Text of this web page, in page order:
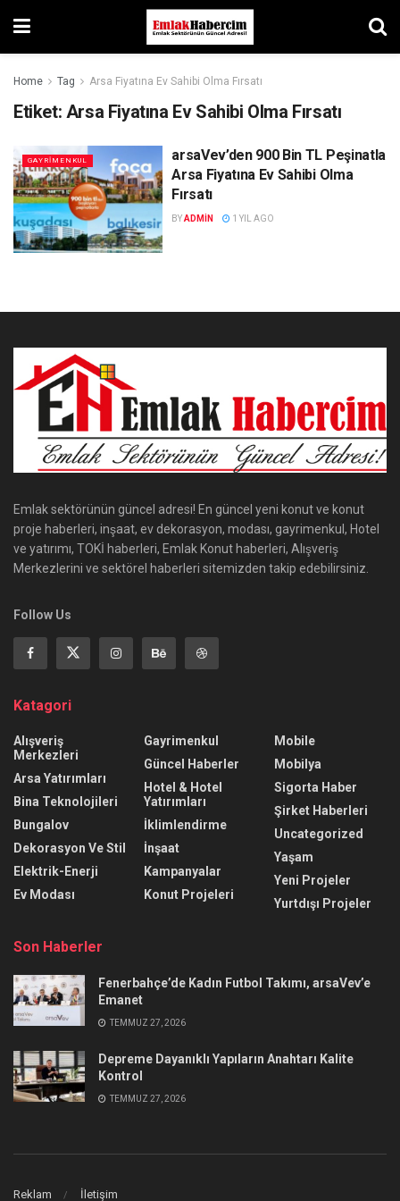
Home Tag Arsa Fiyatına Ev Sahibi Olma Fırsatı
Etiket: Arsa Fiyatına Ev Sahibi Olma Fırsatı
GAYRIMENKUL
arsaVev’den 900 Bin TL Peşinatla
Arsa Fiyatına Ev Sahibi Olma
Fırsatı
BYADMIN 1 YIL AGO
Emlak sektörünün güncel adresi! En güncel yeni konut ve konut
proje haberleri, inşaat, ev dekorasyon, modası, gayrimenkul, Hotel
ve yatırımı, TOKİ haberleri, Emlak Konut haberleri, Alışveriş
Merkezlerini ve sektörel haberleri sitemizden takip edebilirsiniz.
Follow Us
Katagori
Alışveriş
Merkezleri
Arsa Yatırımları
Bina Teknolojileri
Bungalov
Dekorasyon Ve Stil
Elektrik-Enerji
Ev Modası
Gayrimenkul
Güncel Haberler
Hotel & Hotel
Yatırımları
İklimlendirme
İnşaat
Kampanyalar
Konut Projeleri
Mobile
Mobilya
Sigorta Haber
Şirket Haberleri
Uncategorized
Yaşam
Yeni Projeler
Yurtdışı Projeler
Son Haberler
Fenerbahçe’de Kadın Futbol Takımı, arsaVev’e
Emanet
TEMMUZ 27, 2026
Depreme Dayanıklı Yapıların Anahtarı Kalite
Kontrol
TEMMUZ 27, 2026
Reklam İletişim